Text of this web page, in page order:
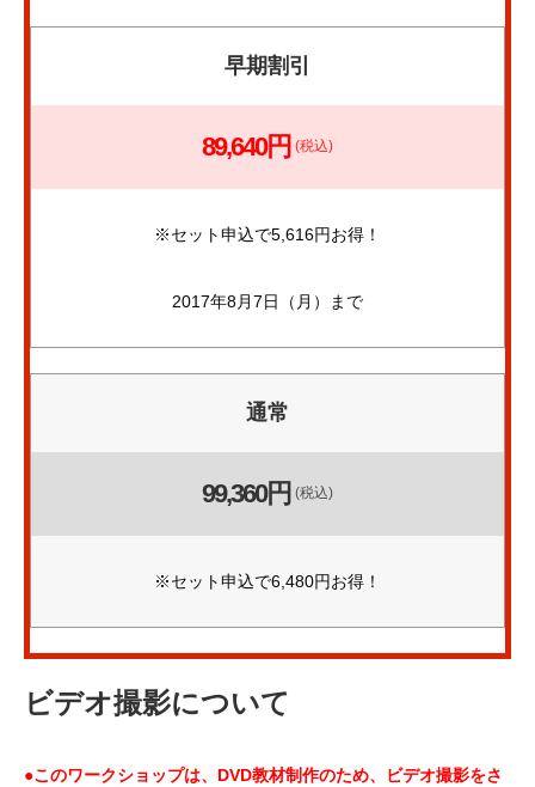
早期割引
89,640円 (税込)
※セット申込で5,616円お得！
2017年8月7日（月）まで
通常
99,360円 (税込)
※セット申込で6,480円お得！
ビデオ撮影について
●このワークショップは、DVD教材制作のため、ビデオ撮影をさ